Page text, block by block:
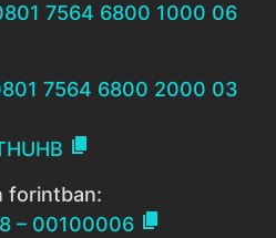
7564 6800 1000 06
7564 6800 2000 03

forintban:
– 00100006 